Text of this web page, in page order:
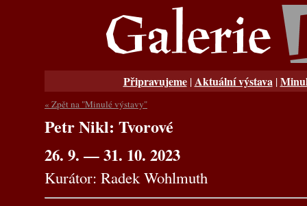
Připravujeme|Aktuální výstava |
« Zpět na "Minulé výstavy"
Petr Nikl: Tvorové
26. 9. — 31. 10. 2023
Kurátor: Radek Wohlmuth